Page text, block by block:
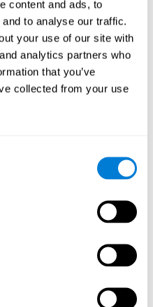
content and ads, to
to analyse our traffic.
your use of our site with
analytics partners who
that you’ve
collected from your use
vous permet d'entraîner
auditives tout en
"Trouvez
capacités peut contribuer à
les circuits neuronaux à se
cognitives. Dans le jeu
au balayage visuel et à
3ème SEMAINE